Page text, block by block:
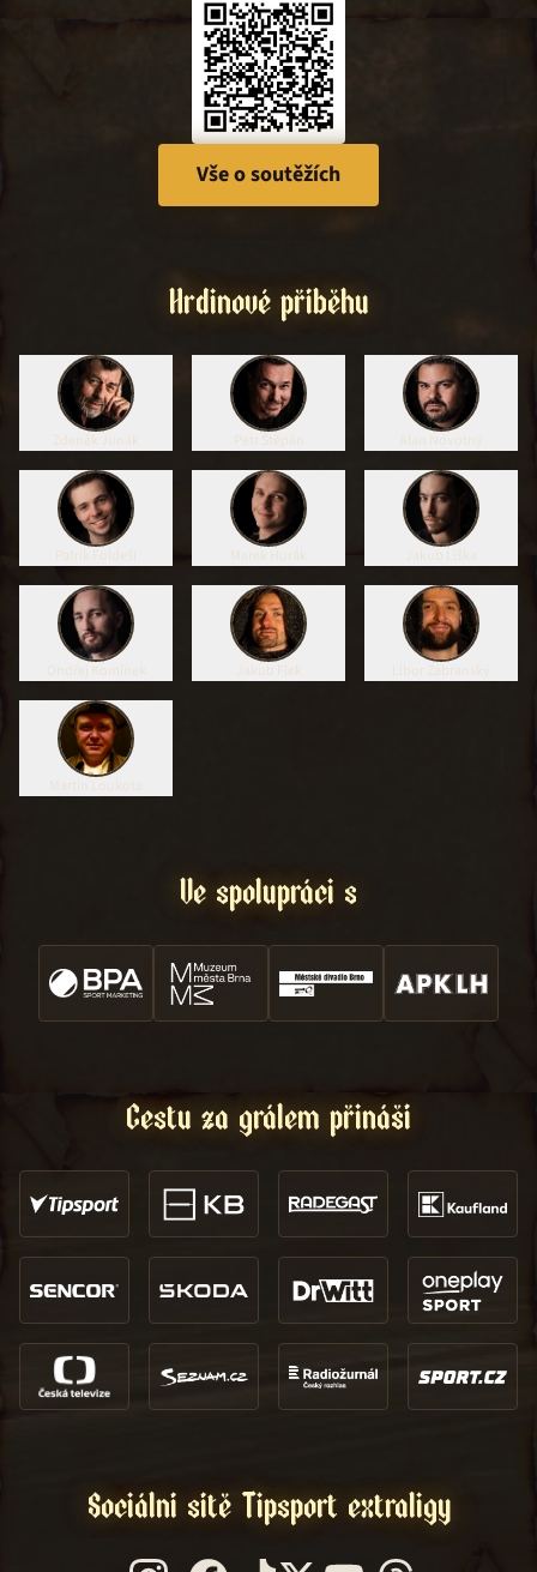
Vše o soutěžích
Hrdinové příběhu
Zdeněk Junák Petr Štěpán Alan Novotný
Patrik Földeši Marek Hurák Jakub Liška
Ondřej Komínek Jakub Flek Libor Zábranský
Martin Loukota
Ve spolupráci s
Cestu za grálem přináší
Sociální sítě Tipsport extraligy